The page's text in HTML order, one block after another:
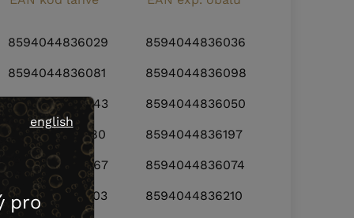
8594044836029 8594044836036
8594044836081 8594044836098
8594044836043 8594044836050
8594044836180 8594044836197
8594044836067 8594044836074
8594044836203 8594044836210
english
pro